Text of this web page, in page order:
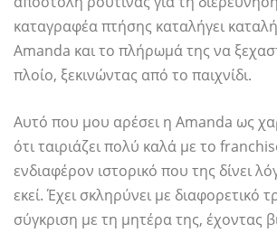
καταγραφέα πτήσης καταλήγει
Amanda και το πλήρωμά της να
πλοίο, ξεκινώντας από το παιχνίδι.
Αυτό που μου αρέσει η Amanda ως
ότι ταιριάζει πολύ καλά με το
ενδιαφέρον ιστορικό που της δίνει
εκεί. Έχει σκληρύνει με διαφορετικό
σύγκριση με τη μητέρα της, έχοντας